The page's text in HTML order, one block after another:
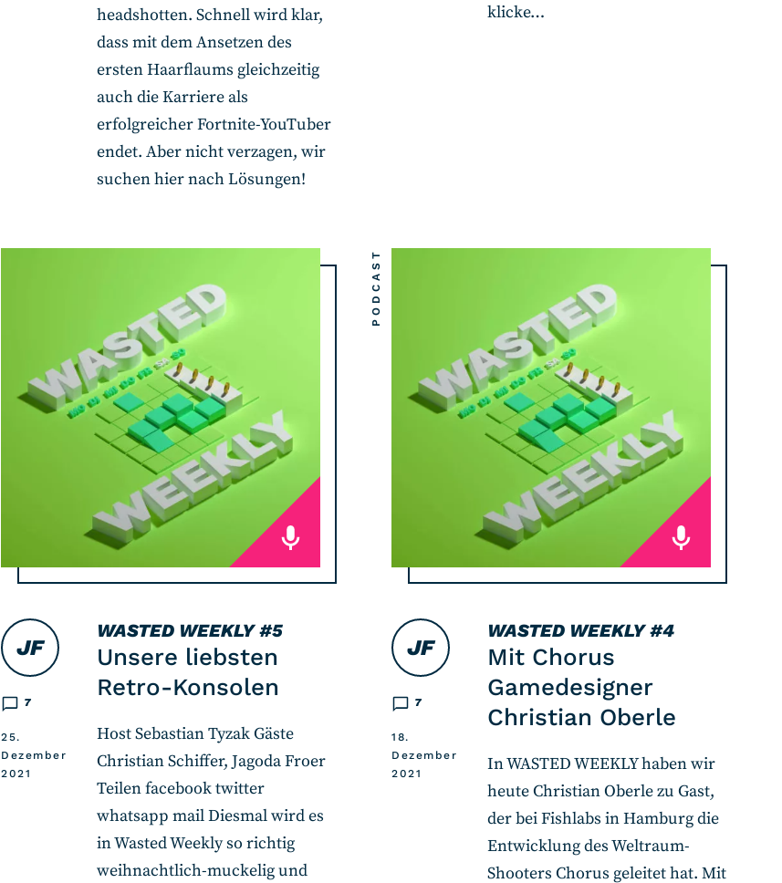
headshotten. Schnell wird klar,
dass mit dem Ansetzen des
ersten Haarflaums gleichzeitig
auch die Karriere als
erfolgreicher Fortnite-YouTuber
endet. Aber nicht verzagen, wir
suchen hier nach Lösungen!
klicke…
WASTED WEEKLY#5
Unsere liebsten
Retro-Konsolen
JF
7
25.
Dezember
2021
Host Sebastian Tyzak Gäste
Christian Schiffer, Jagoda Froer
Teilen facebook twitter
whatsapp mail Diesmal wird es
in Wasted Weekly so richtig
weihnachtlich-muckelig und
WASTED WEEKLY#4
Mit Chorus
Gamedesigner
Christian Oberle
PODCAST
JF
7
18.
Dezember
2021
In WASTED WEEKLY haben wir
heute Christian Oberle zu Gast,
der bei Fishlabs in Hamburg die
Entwicklung des Weltraum-
Shooters Chorus geleitet hat. Mit